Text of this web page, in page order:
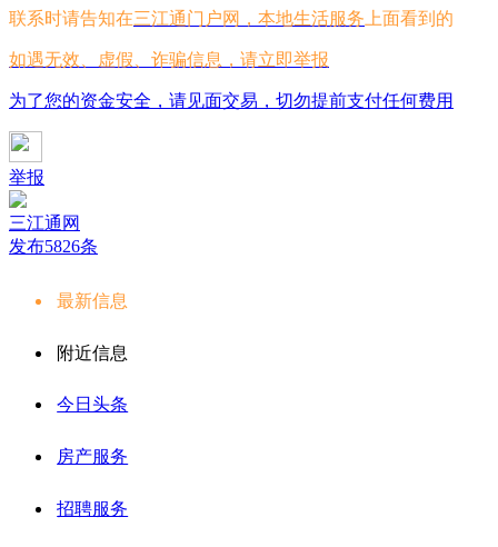
联系时请告知在三江通门户网，本地生活服务 上面看到的
如遇无效、虚假、诈骗信息，请立即举报
为了您的资金安全，请见面交易，切勿提前支付任何费用
举报
三江通网
发布5826条
最新信息
附近信息
今日头条
房产服务
招聘服务